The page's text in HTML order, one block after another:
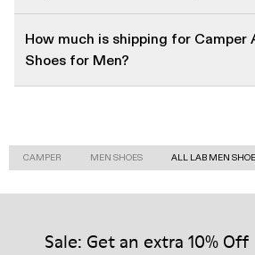
How much is shipping for Camper
Shoes for Men?
CAMPER MEN SHOES ALL LAB MEN
Sale: Get an extra 10% Off